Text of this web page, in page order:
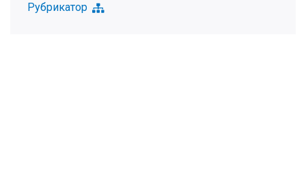
Рубрикатор